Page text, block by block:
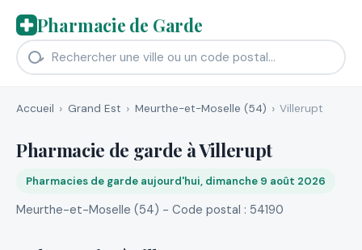
Pharmacie de Garde
Accueil Grand Est Meurthe-et-Moselle (54) Villerupt
Pharmacie de garde à Villerupt
Pharmacies de garde aujourd'hui, dimanche 9 août 2026
Meurthe-et-Moselle (54) - Code postal : 54190